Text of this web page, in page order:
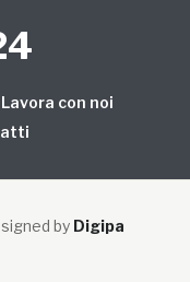
Lavora con noi
by Digipa